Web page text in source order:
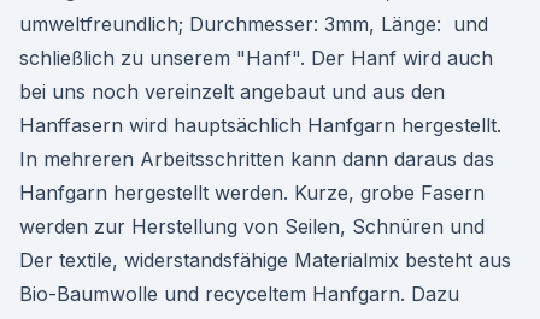
umweltfreundlich; Durchmesser: 3mm, Länge: und
schließlich zu unserem "Hanf". Der Hanf wird auch
bei uns noch vereinzelt angebaut und aus den
Hanffasern wird hauptsächlich Hanfgarn hergestellt.
In mehreren Arbeitsschritten kann dann daraus das
Hanfgarn hergestellt werden. Kurze, grobe Fasern
werden zur Herstellung von Seilen, Schnüren und
Der textile, widerstandsfähige Materialmix besteht aus
Bio-Baumwolle und recyceltem Hanfgarn. Dazu